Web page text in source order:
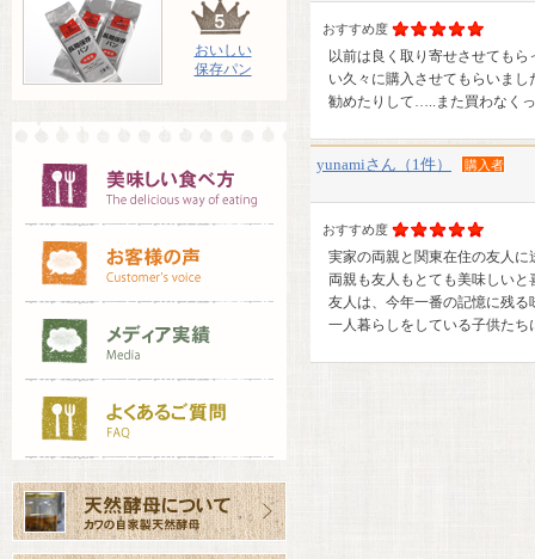
おいしい
保存パン
おすすめ度
以前は良く取り寄せさせても
い久々に購入させてもらいま
勧めたりして…..また買わなく
yunamiさん（1件） 購入者
おすすめ度
実家の両親と関東在住の友人に
両親も友人もとても美味しいと
友人は、今年一番の記憶に残
一人暮らしをしている子供た